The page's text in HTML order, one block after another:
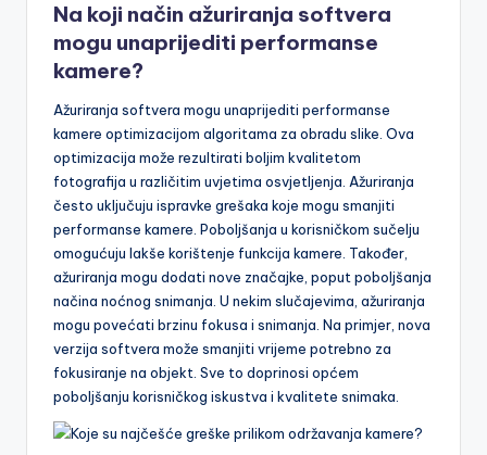
Na koji način ažuriranja softvera
mogu unaprijediti performanse
kamere?
Ažuriranja softvera mogu unaprijediti performanse
kamere optimizacijom algoritama za obradu slike. Ova
optimizacija može rezultirati boljim kvalitetom
fotografija u različitim uvjetima osvjetljenja. Ažuriranja
često uključuju ispravke grešaka koje mogu smanjiti
performanse kamere. Poboljšanja u korisničkom sučelju
omogućuju lakše korištenje funkcija kamere. Također,
ažuriranja mogu dodati nove značajke, poput poboljšanja
načina noćnog snimanja. U nekim slučajevima, ažuriranja
mogu povećati brzinu fokusa i snimanja. Na primjer, nova
verzija softvera može smanjiti vrijeme potrebno za
fokusiranje na objekt. Sve to doprinosi općem
poboljšanju korisničkog iskustva i kvalitete snimaka.